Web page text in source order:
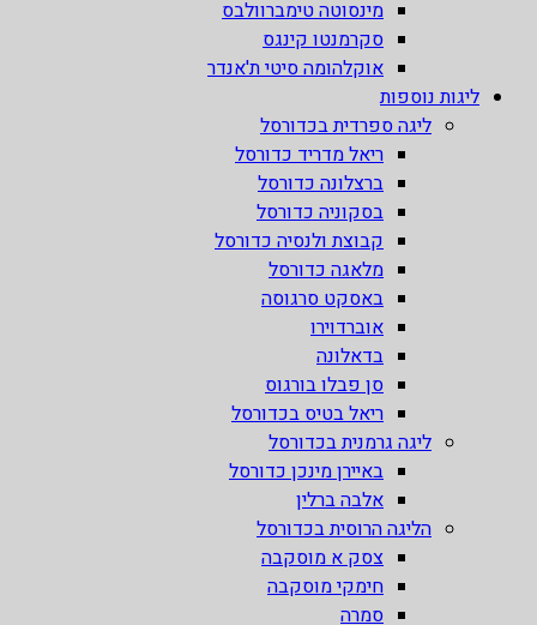
מינסוטה טימברוולבס
סקרמנטו קינגס
אוקלהומה סיטי ת'אנדר
ליגות נוספות
ליגה ספרדית בכדורסל
ריאל מדריד כדורסל
ברצלונה כדורסל
בסקוניה כדורסל
קבוצת ולנסיה כדורסל
מלאגה כדורסל
באסקט סרגוסה
אוברדוירו
בדאלונה
סן פבלו בורגוס
ריאל בטיס בכדורסל
ליגה גרמנית בכדורסל
באיירן מינכן כדורסל
אלבה ברלין
הליגה הרוסית בכדורסל
צסק א מוסקבה
חימקי מוסקבה
סמרה